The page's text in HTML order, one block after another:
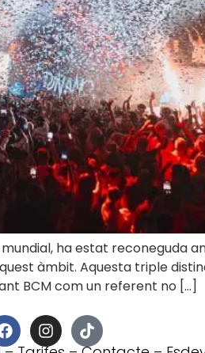
ha estat reconeguda
àmbit. Aquesta triple
BCM com un referent no […]